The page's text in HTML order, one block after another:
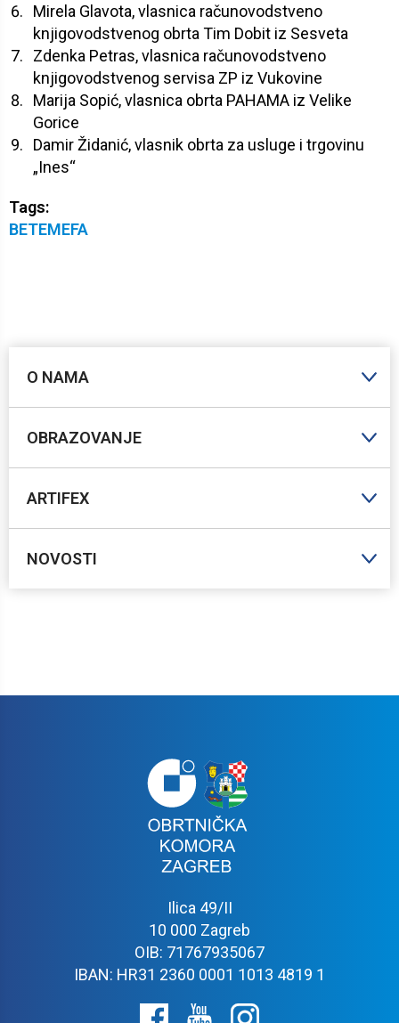
Mirela Glavota, vlasnica računovodstveno
knjigovodstvenog obrta Tim Dobit iz Sesveta
Zdenka Petras, vlasnica računovodstveno
knjigovodstvenog servisa ZP iz Vukovine
Marija Sopić, vlasnica obrta PAHAMA iz Velike
Gorice
Damir Židanić, vlasnik obrta za usluge i trgovinu
„Ines“
Tags:
BETEMEFA
O NAMA
OBRAZOVANJE
ARTIFEX
NOVOSTI
Ilica 49/II
10 000 Zagreb
OIB: 71767935067
IBAN: HR31 2360 0001 1013 4819 1